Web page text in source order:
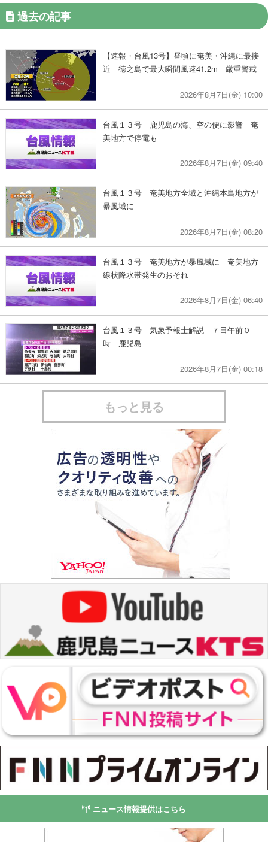
過去の記事
【速報・台風13号】昼頃に奄美・沖縄に最接
近 徳之島で最大瞬間風速41.2m 厳重警戒
2026年8月7日(金) 10:00
台風１３号 鹿児島の海、空の便に影響 奄
美地方で停電も
2026年8月7日(金) 09:40
台風１３号 奄美地方全域と沖縄本島地方が
暴風域に
2026年8月7日(金) 08:20
台風１３号 奄美地方が暴風域に 奄美地方
線状降水帯発生のおそれ
2026年8月7日(金) 06:40
台風１３号 気象予報士解説 ７日午前０
時 鹿児島
2026年8月7日(金) 00:18
もっと見る
ニュース情報提供はこちら